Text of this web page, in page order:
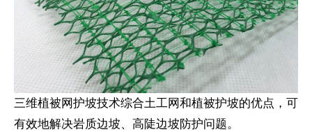
三维植被网护坡技术综合土工网和植被护坡的优点，可
有效地解决岩质边坡、高陡边坡防护问题。